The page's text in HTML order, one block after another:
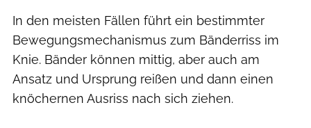
In den meisten Fällen führt ein bestimmter
Bewegungsmechanismus zum Bänderriss im
Knie. Bänder können mittig, aber auch am
Ansatz und Ursprung reißen und dann einen
knöchernen Ausriss nach sich ziehen.